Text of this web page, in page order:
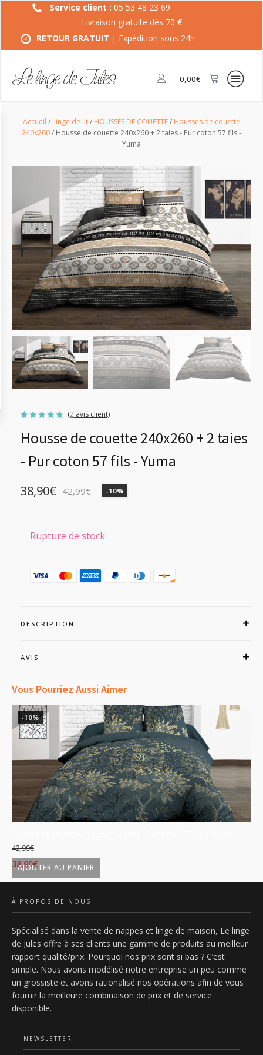
Service client : 05 53 48 23 69
Livraison gratuite dès 70 €
RETOUR GRATUIT | Expédition sous 24h
0,00€
Accueil / Linge de lit/ HOUSSES DE COUETTE/ Housses de couette
240x260/ Housse de couette 240x260 + 2 taies - Pur coton 57 fils -
Yuma
sur 5
basé sur
(2 avis client)
Housse de couette 240x260 + 2 taies
- Pur coton 57 fils - Yuma
42,99€
Le
initial
42,99€.
38,90€
Le
actuel
38,90€.
-10%
Rupture de stock
DESCRIPTION
AVIS
Vous Pourriez Aussi Aimer
-10%
AJOUTER AU PANIER
42,99€
Le
prix
initial
42,99€.
38,90€Le
prix
actuel
38,90€.
À PROPOS DE NOUS
Spécialisé dans la vente de nappes et linge de maison, Le linge
de Jules offre à ses clients une gamme de produits au meilleur
rapport qualité/prix. Pourquoi nos prix sont si bas ? C’est
simple. Nous avons modélisé notre entreprise un peu comme
un grossiste et avons rationalisé nos opérations afin de vous
fournir la meilleure combinaison de prix et de service
disponible.
NEWSLETTER